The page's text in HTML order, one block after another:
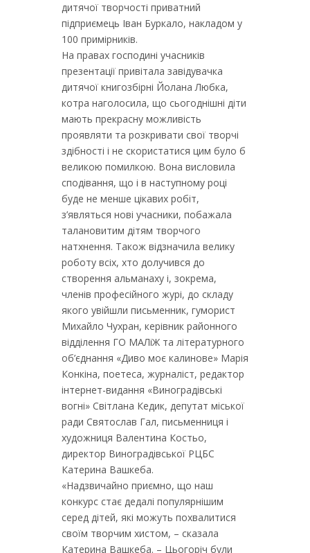
дитячої творчості приватний
підприємець Іван Буркало, накладом у
100 примірників.
На правах господині учасників
презентації привітала завідувачка
дитячої книгозбірні Йолана Любка,
котра наголосила, що сьогоднішні діти
мають прекрасну можливість
проявляти та розкривати свої творчі
здібності і не скористатися цим було б
великою помилкою. Вона висловила
сподівання, що і в наступному році
буде не менше цікавих робіт,
з’являться нові учасники, побажала
талановитим дітям творчого
натхнення. Також відзначила велику
роботу всіх, хто долучився до
створення альманаху і, зокрема,
членів професійного журі, до складу
якого увійшли письменник, гуморист
Михайло Чухран, керівник районного
відділення ГО МАЛіЖ та літературного
об’єднання «Диво моє калинове» Марія
Конкіна, поетеса, журналіст, редактор
інтернет-видання «Виноградівські
вогні» Світлана Кедик, депутат міської
ради Святослав Гал, письменниця і
художниця Валентина Костьо,
директор Виноградівської РЦБС
Катерина Вашкеба.
«Надзвичайно приємно, що наш
конкурс стає дедалі популярнішим
серед дітей, які можуть похвалитися
своїм творчим хистом, – сказала
Катерина Вашкеба. – Цьогоріч були